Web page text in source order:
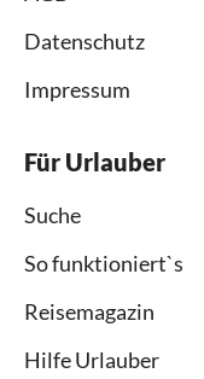
Datenschutz
Impressum
Für Urlauber
Suche
So funktioniert`s
Reisemagazin
Hilfe Urlauber